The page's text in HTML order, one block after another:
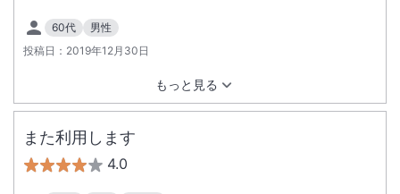
60代
男性
投稿日： 2019年12月30日
もっと見る
また利用します
4.0